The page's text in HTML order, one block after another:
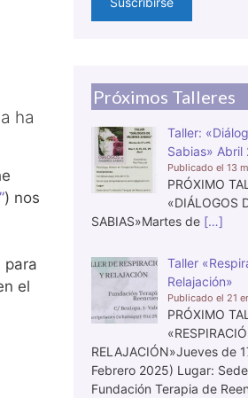
ha
) nos
para
el
Próximos Talleres
Taller:
Sabias» Abril
13
PRÓXIMO
«DIÁLOGOS
SABIAS»Martes de […]
Taller
Relajación»
21
PRÓXIMO
RELAJACIÓN»Jueves de
Febrero 2025) Lugar:
Fundación Terapia de